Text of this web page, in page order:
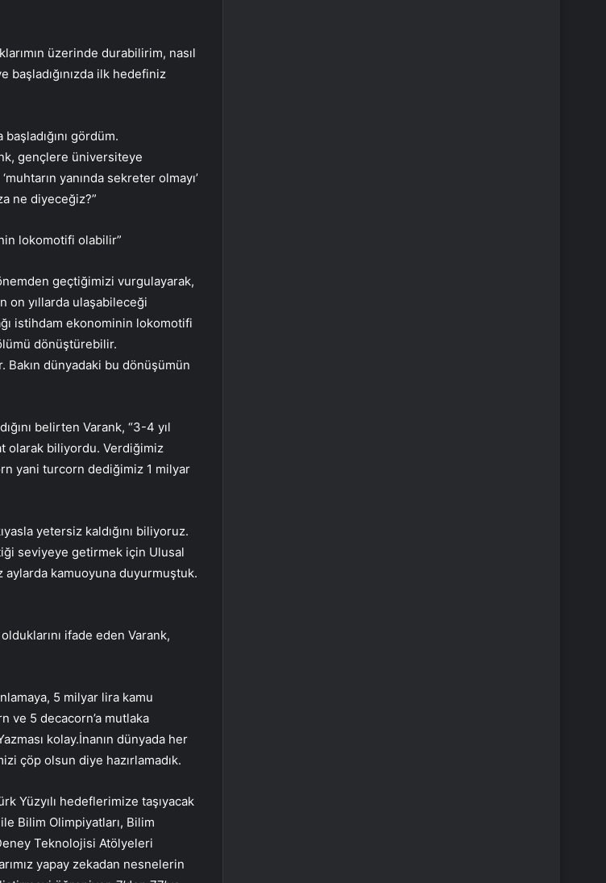
üzerinde durabilirim, nasıl
ilk hedefiniz
gördüm.
gençlere üniversiteye
yanında sekreter olmayı’
ne diyeceğiz?”
lokomotifi olabilir”
geçtiğimizi vurgulayarak,
on yıllarda ulaşabileceği
istihdam ekonominin lokomotifi
dönüştürebilir.
dünyadaki bu dönüşümün
belirten Varank, “3-4 yıl
olarak biliyordu. Verdiğimiz
yani turcorn dediğimiz 1 milyar
yetersiz kaldığını biliyoruz.
seviyeye getirmek için Ulusal
kamuoyuna duyurmuştuk.
ifade eden Varank,
5 milyar lira kamu
ve 5 decacorn’a mutlaka
kolay.İnanın dünyada her
çöp olsun diye hazırlamadık.
Yüzyılı hedeflerimize taşıyacak
Bilim Olimpiyatları, Bilim
Teknolojisi Atölyeleri
yapay zekadan nesnelerin